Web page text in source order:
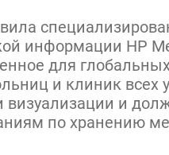
информации HP
для
и клиник всех
и
по хранению